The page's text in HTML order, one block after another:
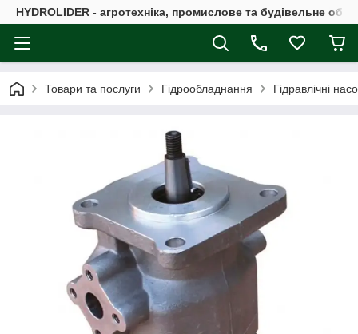
HYDROLIDER - агротехніка, промислове та будівельне
Товари та послуги Гідрообладнання Гідравлічні